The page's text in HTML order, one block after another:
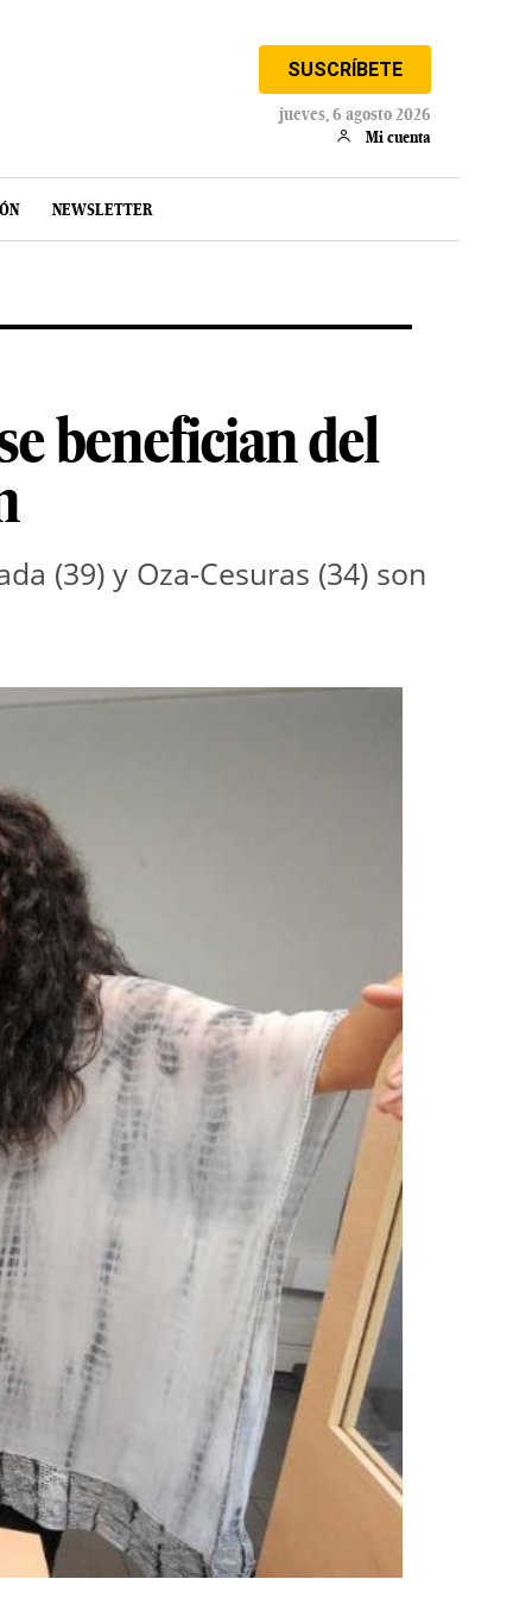
SUSCRÍBETE
jueves, 6 agosto 2026
Mi cuenta
NEWSLETTER
benefician del
(39) y Oza-Cesuras (34) son